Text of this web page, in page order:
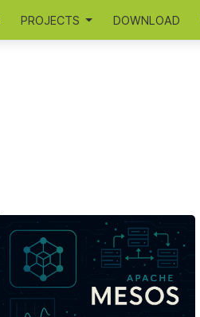
PROJECTS DOWNLOAD